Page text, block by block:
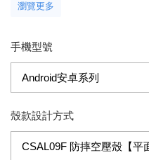
瀏覽更多
手機型號
殼款設計方式